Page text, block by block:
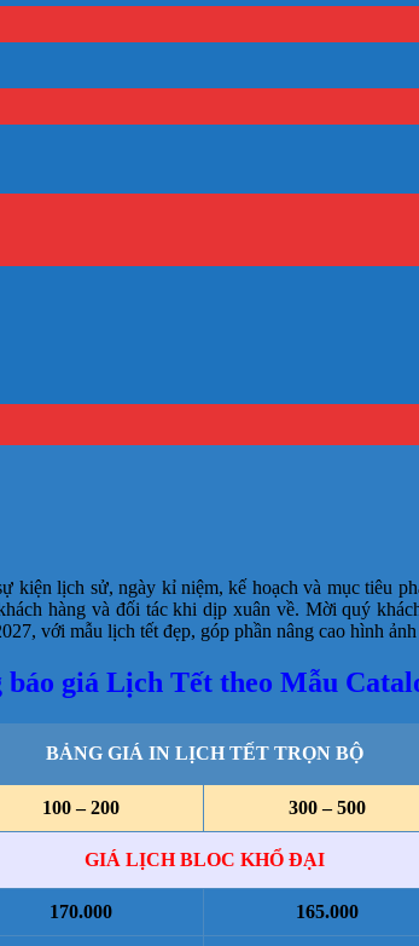
kiện lịch sử, ngày kỉ niệm, kế hoạch và mục tiêu
hàng và đối tác khi dịp xuân về. Mời quý
với mẫu lịch tết đẹp, góp phần nâng cao hình
báo giá Lịch Tết theo Mẫu
BẢNG GIÁ IN LỊCH TẾT TRỌN BỘ
100 – 200 300 – 500
GIÁ LỊCH BLOC KHỔ ĐẠI
170.000 165.000